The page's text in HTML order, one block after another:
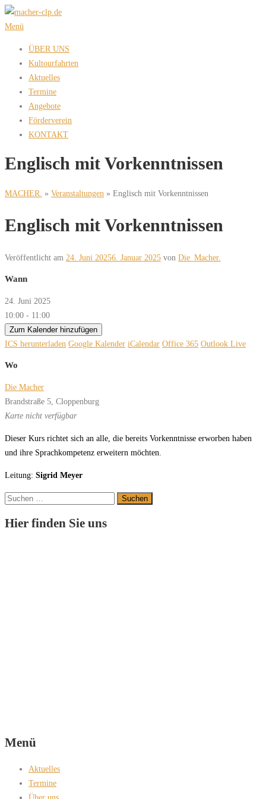
Zum
Inhalt
Menü
ÜBER UNS
Kultourfahrten
Aktuelles
Termine
Angebote
Förderverein
KONTAKT
Englisch mit Vorkenntnissen
MACHER. » Veranstaltungen » Englisch mit Vorkenntnissen
Englisch mit Vorkenntnissen
Veröffentlicht am 24. Juni 20256. Januar 2025 von Die_Macher.
Wann
24. Juni 2025
10:00 - 11:00
Zum Kalender hinzufügen
ICS herunterladen Google Kalender iCalendar Office 365 Outlook Live
Wo
Die Macher
Brandstraße 5, Cloppenburg
Karte nicht verfügbar
Dieser Kurs richtet sich an alle, die bereits Vorkenntnisse erworben haben
und ihre Sprachkompetenz erweitern möchten.
Leitung: Sigrid Meyer
Suchen
Hier finden Sie uns
Menü
Aktuelles
Termine
Über uns